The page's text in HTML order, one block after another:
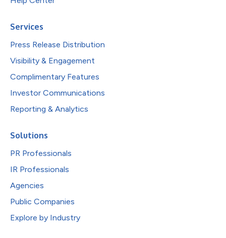
Services
Press Release Distribution
Visibility & Engagement
Complimentary Features
Investor Communications
Reporting & Analytics
Solutions
PR Professionals
IR Professionals
Agencies
Public Companies
Explore by Industry